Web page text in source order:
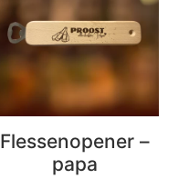
Flessenopener –
papa